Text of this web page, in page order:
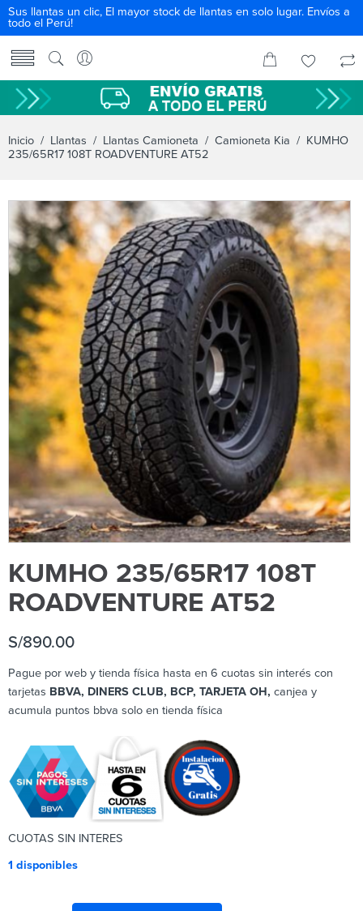
Sus llantas un clic, El mayor stock de llantas en solo lugar. Envíos a
todo el Perú!
Inicio / Llantas / Llantas Camioneta / Camioneta Kia / KUMHO
235/65R17 108T ROADVENTURE AT52
KUMHO 235/65R17 108T
ROADVENTURE AT52
S/890.00
Pague por web y tienda física hasta en 6 cuotas sin interés con
tarjetas BBVA, DINERS CLUB, BCP, TARJETA OH, canjea y
acumula puntos bbva solo en tienda física
CUOTAS SIN INTERES
1 disponibles